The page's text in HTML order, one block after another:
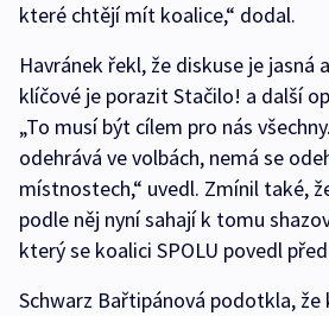
které chtějí mít koalice,“ dodal.
Havránek řekl, že diskuse je jasná
klíčové je porazit Stačilo! a další
„To musí být cílem pro nás
odehrává ve volbách, nemá se
místnostech,“ uvedl. Zmínil také,
podle něj nyní sahají k tomu
který se koalici SPOLU povedl
Schwarz Bařtipánová podotkla,